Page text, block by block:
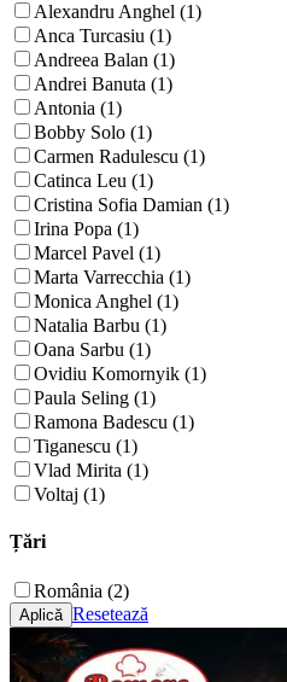
Alexandru Anghel (1)
Anca Turcasiu (1)
Andreea Balan (1)
Andrei Banuta (1)
Antonia (1)
Bobby Solo (1)
Carmen Radulescu (1)
Catinca Leu (1)
Cristina Sofia Damian (1)
Irina Popa (1)
Marcel Pavel (1)
Marta Varrecchia (1)
Monica Anghel (1)
Natalia Barbu (1)
Oana Sarbu (1)
Ovidiu Komornyik (1)
Paula Seling (1)
Ramona Badescu (1)
Tiganescu (1)
Vlad Mirita (1)
Voltaj (1)
Țări
România (2)
Resetează